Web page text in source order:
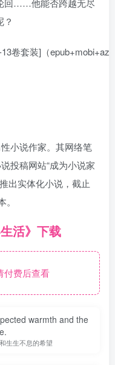
回……他能否跨越无尽
小说作家。其网络笔
投稿网站“成为小说家
出实体化小说，截止
活》下载
费后查看
warmth and the
生生不息的希望